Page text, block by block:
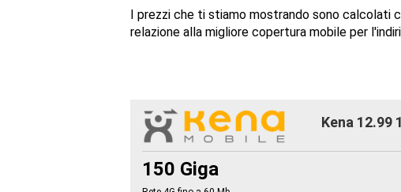
I prezzi che ti stiamo mostrando sono calcolati
relazione alla migliore copertura mobile per
Kena 12.99
150 Giga